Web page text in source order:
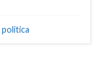
politica